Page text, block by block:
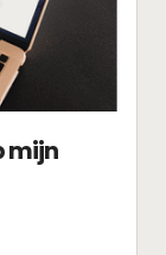
mijn